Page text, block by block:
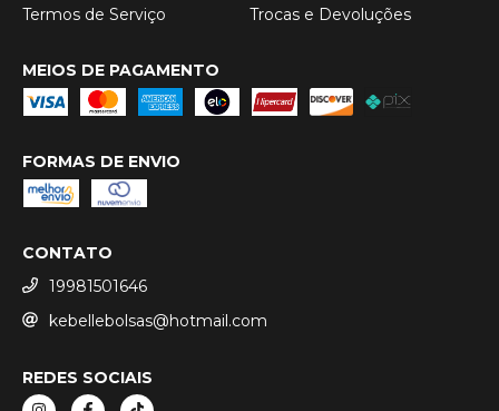
Termos de Serviço Trocas e Devoluções
MEIOS DE PAGAMENTO
FORMAS DE ENVIO
CONTATO
19981501646
kebellebolsas@hotmail.com
REDES SOCIAIS